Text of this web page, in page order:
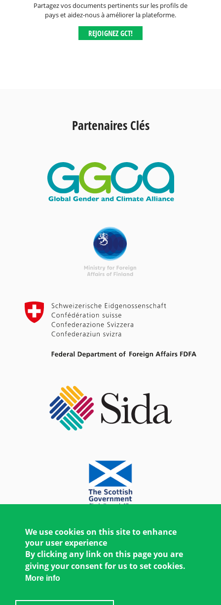
Partagez vos documents pertinents sur les profils de
pays et aidez-nous à améliorer la plateforme.
REJOIGNEZ GCT!
Partenaires Clés
We use cookies on this site to enhance
your user experience
By clicking any link on this page you are
giving your consent for us to set cookies.
More info